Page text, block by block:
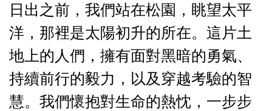
日出之前，我們站在松園，眺望太平
洋，那裡是太陽初升的所在。這片土
地上的人們，擁有面對黑暗的勇氣、
持續前行的毅力，以及穿越考驗的智
慧。我們懷抱對生命的熱忱，一步步